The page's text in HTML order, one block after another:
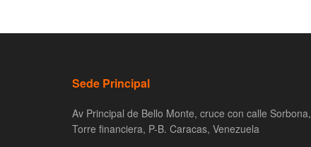
Sede Principal
Av Principal de Bello Monte, cruce con calle Sorbona,
Torre financiera, P-B. Caracas, Venezuela